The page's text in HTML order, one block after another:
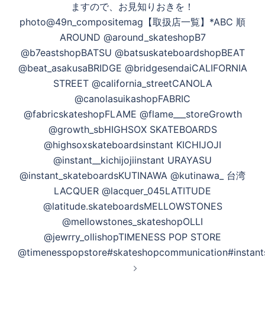
ますので、お見知りおきを！
photo@49n_compositemag【取扱店一覧】*ABC 順
AROUND @around_skateshopB7
@b7eastshopBATSU @batsuskateboardshopBEAT
@beat_asakusaBRIDGE @bridgesendaiCALIFORNIA
STREET @california_streetCANOLA
@canolasuikashopFABRIC
@fabricskateshopFLAME @flame___storeGrowth
@growth_sbHIGHSOX SKATEBOARDS
@highsoxskateboardsinstant KICHIJOJI
@instant__kichijojiinstant URAYASU
@instant_skateboardsKUTINAWA @kutinawa_ 台湾
LACQUER @lacquer_045LATITUDE
@latitude.skateboardsMELLOWSTONES
@mellowstones_skateshopOLLI
@jewrry_ollishopTIMENESS POP STORE